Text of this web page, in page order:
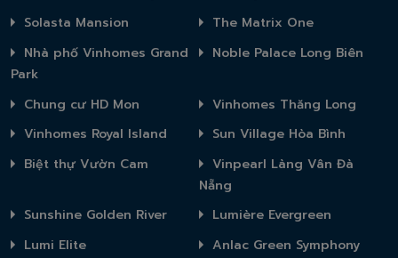
Solasta Mansion
The Matrix One
Nhà phố Vinhomes Grand
Park
Noble Palace Long Biên
Chung cư HD Mon
Vinhomes Thăng Long
Vinhomes Royal Island
Sun Village Hòa Bình
Biệt thự Vườn Cam
Vinpearl Làng Vân Đà
Nẵng
Sunshine Golden River
Lumière Evergreen
Lumi Elite
Anlac Green Symphony